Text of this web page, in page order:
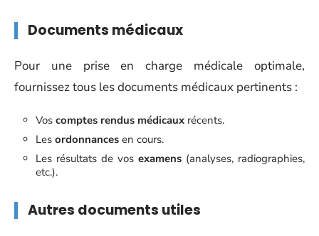
Documents médicaux
Pour une prise en charge médicale optimale,
fournissez tous les documents médicaux pertinents :
Vos comptes rendus médicaux récents.
Les ordonnances en cours.
Les résultats de vos examens (analyses, radiographies,
etc.).
Autres documents utiles